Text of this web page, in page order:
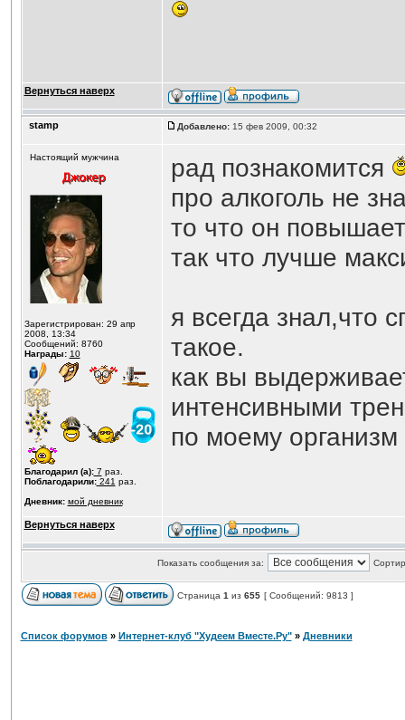
Вернуться наверх
stamp Добавлено:15 фев 2009, 00:32
Настоящий мужчина
Зарегистрирован: 29 апр
2008, 13:34
Сообщений: 8760
Награды: 10
Благодарил (а):7 раз.
Поблагодарили:241 раз.
Дневник: мой дневник
рад познакомится
про алкоголь не
то что он
так что лучше
я всегда знал,что
такое.
как вы
интенсивными
по моему
Вернуться наверх
Показать сообщения за:
Страница 1 из 655 [ Сообщений: 9813 ]
Список форумов» Интернет-клуб "Худеем Вместе.Ру"» Дневники